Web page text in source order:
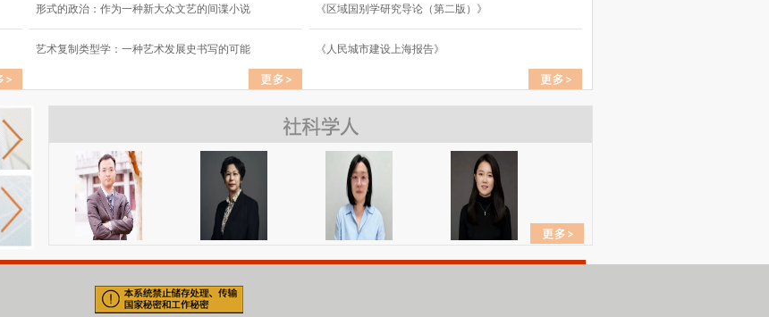
形式的政治：作为一种新大众文艺的间谍小说
艺术复制类型学：一种艺术发展史书写的可能
《区域国别学研究导论（第二版）》
《人民城市建设上海报告》